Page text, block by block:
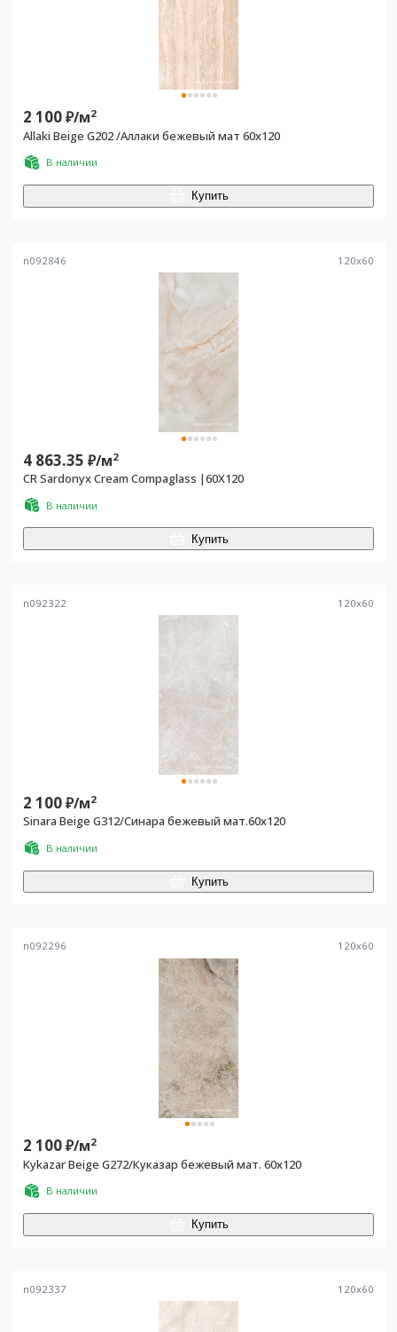
2 100₽/м2
Allaki Beige G202 /Аллаки бежевый мат 60x120
В наличии
Купить
n092846 120x60
4 863.35 ₽/м2
CR Sardonyx Cream Compaglass |60X120
В наличии
Купить
n092322 120x60
2 100₽/м2
Sinara Beige G312/Синара бежевый мат.60x120
В наличии
Купить
n092296 120x60
2 100₽/м2
Kykazar Beige G272/Куказар бежевый мат. 60x120
В наличии
Купить
n092337 120x60